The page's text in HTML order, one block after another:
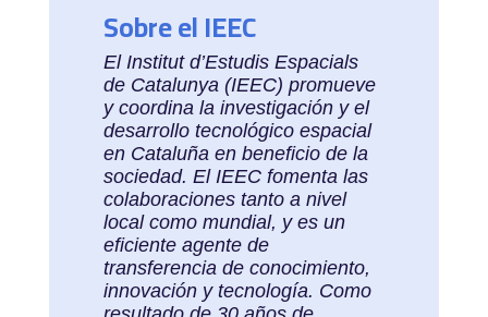
Sobre el IEEC
El Institut d’Estudis Espacials
de Catalunya (IEEC) promueve
y coordina la investigación y el
desarrollo tecnológico espacial
en Cataluña en beneficio de la
sociedad. El IEEC fomenta las
colaboraciones tanto a nivel
local como mundial, y es un
eficiente agente de
transferencia de conocimiento,
innovación y tecnología. Como